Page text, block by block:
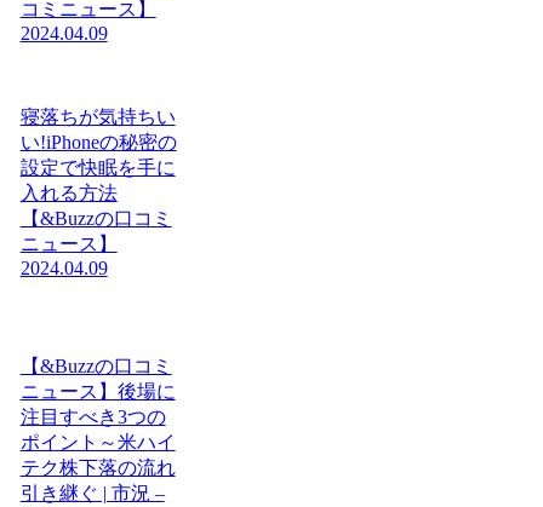
コミニュース】
2024.04.09
寝落ちが気持ちい
い!iPhoneの秘密の
設定で快眠を手に
入れる方法
【&Buzzの口コミ
ニュース】
2024.04.09
【&Buzzの口コミ
ニュース】後場に
注目すべき3つの
ポイント～米ハイ
テク株下落の流れ
引き継ぐ | 市況 –